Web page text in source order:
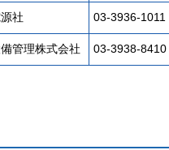
社 03-3936-1011
管理株式会社 03-3938-8410